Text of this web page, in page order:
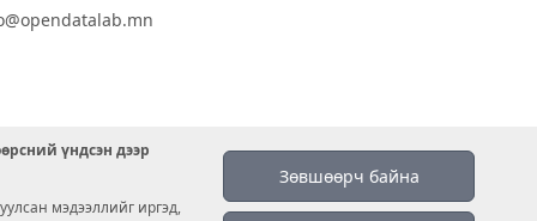
Зөвшөөрч байна
үндсэн дээр
мэдээллийг иргэд,